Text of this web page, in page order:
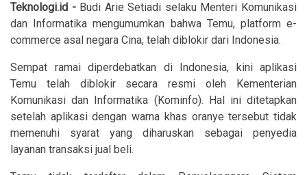
Teknologi.id -Budi Arie Setiadi selaku Menteri Komunikasi
dan Informatika mengumumkan bahwa Temu, platform e-
commerce asal negara Cina, telah diblokir dari Indonesia.
Sempat ramai diperdebatkan di Indonesia, kini aplikasi
Temu telah diblokir secara resmi oleh Kementerian
Komunikasi dan Informatika (Kominfo). Hal ini ditetapkan
setelah aplikasi dengan warna khas oranye tersebut tidak
memenuhi syarat yang diharuskan sebagai penyedia
layanan transaksi jual beli.